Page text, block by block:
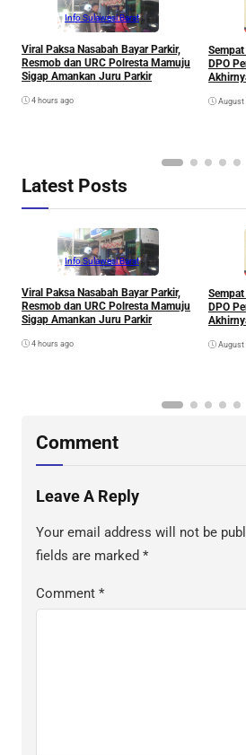
Info Sulawesi Barat
Viral Paksa Nasabah Bayar Parkir,
Resmob dan URC Polresta Mamuju
Sigap Amankan Juru Parkir
4 hours ago
DPO
August
Latest Posts
Info Sulawesi Barat
Viral Paksa Nasabah Bayar Parkir,
Resmob dan URC Polresta Mamuju
Sigap Amankan Juru Parkir
4 hours ago
DPO
August
Comment
Leave A Reply
Your email address will not be
fields are marked *
Comment *